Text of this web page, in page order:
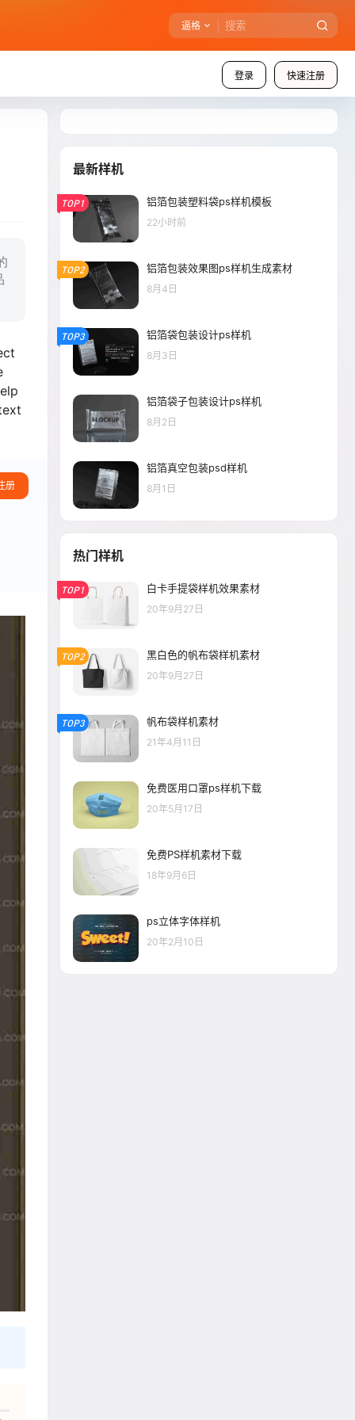
逼格
登录 快速注册
册
最新样机
TOP1 铝箔包装塑料袋ps样机模板
22小时前
TOP2 铝箔包装效果图ps样机生成素材
8月4日
TOP3 铝箔袋包装设计ps样机
8月3日
铝箔袋子包装设计ps样机
8月2日
铝箔真空包装psd样机
8月1日
热门样机
TOP1 白卡手提袋样机效果素材
20年9月27日
TOP2 黑白色的帆布袋样机素材
20年9月27日
TOP3 帆布袋样机素材
21年4月11日
免费医用口罩ps样机下载
20年5月17日
免费PS样机素材下载
18年9月6日
ps立体字体样机
20年2月10日